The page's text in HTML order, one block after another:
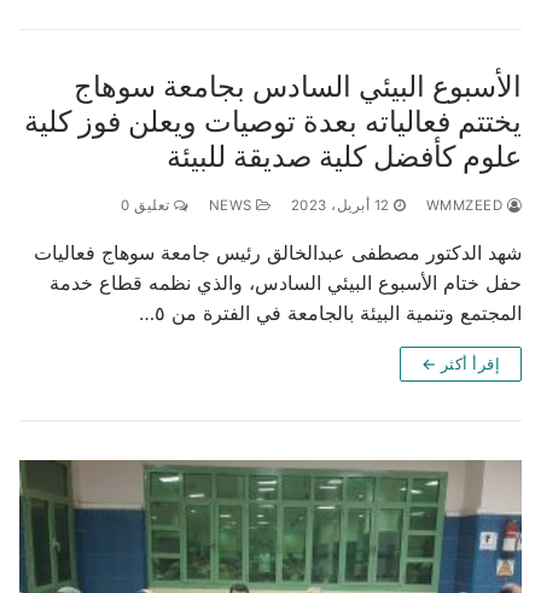
الأسبوع البيئي السادس بجامعة سوهاج
يختتم فعالياته بعدة توصيات ويعلن فوز كلية
علوم كأفضل كلية صديقة للبيئة
12 أبريل، 2023 تعليق 0
شهد الدكتور مصطفى عبدالخالق رئيس جامعة سوهاج فعاليات
حفل ختام الأسبوع البيئي السادس، والذي نظمه قطاع خدمة
المجتمع وتنمية البيئة بالجامعة في الفترة من ٥…
إقرأ أكثر ←